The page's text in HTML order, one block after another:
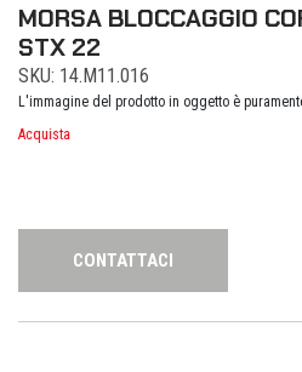
MORSA BLOCCAGGIO
STX 22
SKU: 14.M11.016
L'immagine del prodotto in oggetto è
Acquista
CONTATTACI